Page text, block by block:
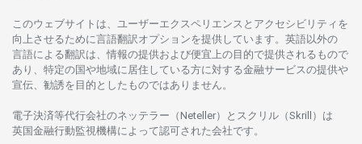
このウェブサイトは、 ユーザーエクスペリエンスと アクセシビリティを
向上さ せるために言語翻訳オプションを提供しています。 英語以外の
言語に よる翻訳は、 情報の提供および便宜上の目的で提供さ れるもので
あり、 特定の国や地域に 居住している方に対する金融サービスの提供や
宣伝、 勧誘を 目的としたものではありません。
電子決済等代行会社のネッテラー （Neteller）と スクリル （Skrill）は
英国金融行動監視機構に よって認可さ れた会社です。